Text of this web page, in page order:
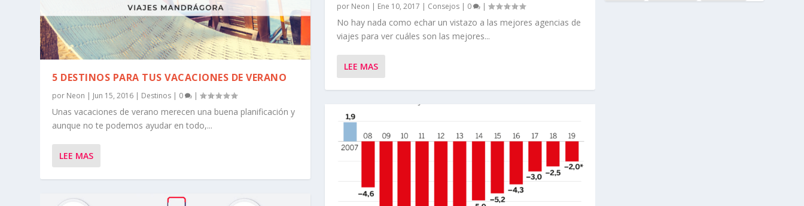
5 DESTINOS PARA TUS VACACIONES DE VERANO
por Neon | Jun 15, 2016 | Destinos | 0 |
Unas vacaciones de verano merecen una buena planificación y
aunque no te podemos ayudar en todo,...
LEE MAS
por Neon | Ene 10, 2017 | Consejos| 0 |
No hay nada como echar un vistazo a las mejores agencias de
viajes para ver cuáles son las mejores...
LEE MAS